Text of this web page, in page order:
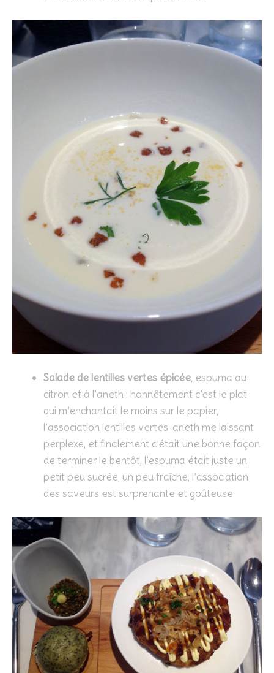
Salade de lentilles vertes épicée, espuma au
citron et à l’aneth : honnêtement c’est le plat
qui m’enchantait le moins sur le papier,
l’association lentilles vertes-aneth me laissant
perplexe, et finalement c’était une bonne façon
de terminer le bentôt, l’espuma était juste un
petit peu sucrée, un peu fraîche, l’association
des saveurs est surprenante et goûteuse.